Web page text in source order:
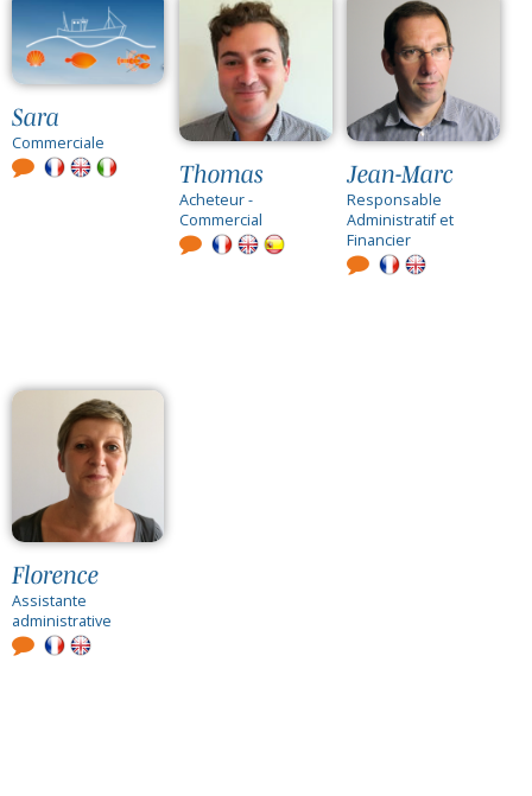
Sara
Commerciale
Thomas
Acheteur -
Commercial
Jean-Marc
Responsable
Administratif et
Financier
Florence
Assistante
administrative